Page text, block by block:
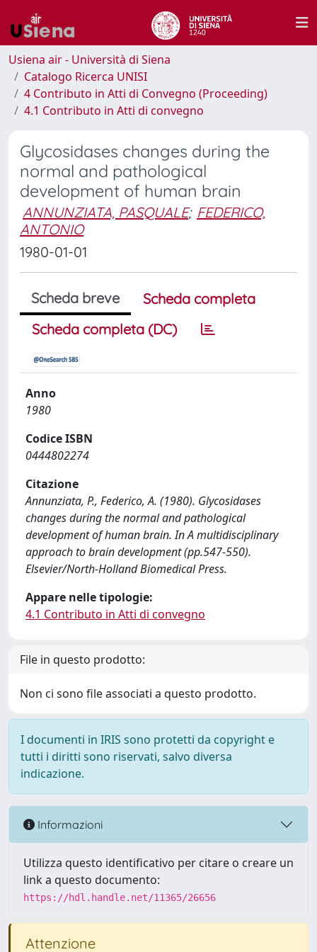
Usiena air - Università di Siena
Catalogo Ricerca UNISI
4 Contributo in Atti di Convegno (Proceeding)
4.1 Contributo in Atti di convegno
Glycosidases changes during the
normal and pathological
development of human brain
ANNUNZIATA, PASQUALE; FEDERICO,
ANTONIO
1980-01-01
Scheda breve
Scheda completa
Scheda completa (DC)
Anno
1980
Codice ISBN
0444802274
Citazione
Annunziata, P., Federico, A. (1980). Glycosidases
changes during the normal and pathological
development of human brain. In A multidisciplinary
approach to brain development (pp.547-550).
Elsevier/North-Holland Biomedical Press.
Appare nelle tipologie:
4.1 Contributo in Atti di convegno
File in questo prodotto:
Non ci sono file associati a questo prodotto.
I documenti in IRIS sono protetti da copyright e
tutti i diritti sono riservati, salvo diversa
indicazione.
Informazioni
Utilizza questo identificativo per citare o creare un
link a questo documento:
https://hdl.handle.net/11365/26656
Attenzione